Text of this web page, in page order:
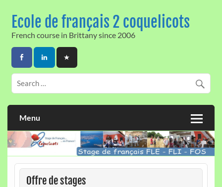
contentEcole de français 2 coquelicots
French course in Brittany since 2006
Menu
Offre de stages